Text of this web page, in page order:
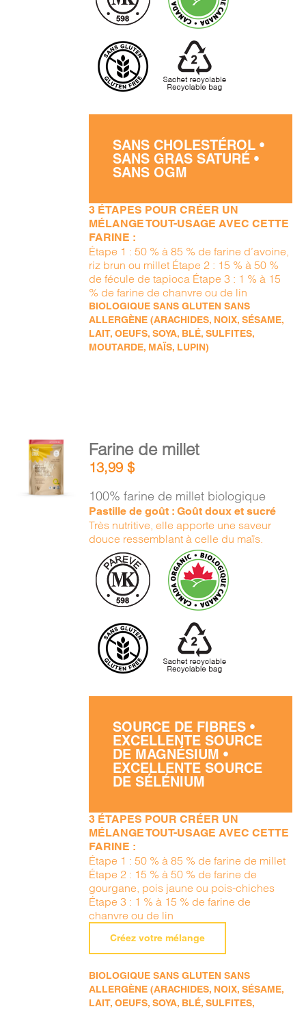
SANS CHOLESTÉROL •
SANS GRAS SATURÉ •
SANS OGM
3 ÉTAPES POUR CRÉER UN
MÉLANGE TOUT-USAGE AVEC CETTE
FARINE :
Étape 1 : 50 % à 85 % de farine d’avoine,
riz brun ou millet Étape 2 : 15 % à 50 %
de fécule de tapioca Étape 3 : 1 % à 15
% de farine de chanvre ou de lin
BIOLOGIQUE SANS GLUTEN SANS
ALLERGÈNE (ARACHIDES, NOIX, SÉSAME,
LAIT, OEUFS, SOYA, BLÉ, SULFITES,
MOUTARDE, MAÏS, LUPIN)
AJOUTER
AU
PANIER
Farine de millet
13,99$
100% farine de millet biologique
Pastille de goût : Goût doux et sucré
Très nutritive, elle apporte une saveur
douce ressemblant à celle du maïs.
SOURCE DE FIBRES •
EXCELLENTE SOURCE
DE MAGNÉSIUM •
EXCELLENTE SOURCE
DE SÉLÉNIUM
3 ÉTAPES POUR CRÉER UN
MÉLANGE TOUT-USAGE AVEC CETTE
FARINE :
Étape 1 : 50 % à 85 % de farine de millet
Étape 2 : 15 % à 50 % de farine de
gourgane, pois jaune ou pois-chiches
Étape 3 : 1 % à 15 % de farine de
chanvre ou de lin
Créez votre mélange
BIOLOGIQUE SANS GLUTEN SANS
ALLERGÈNE (ARACHIDES, NOIX, SÉSAME,
LAIT, OEUFS, SOYA, BLÉ, SULFITES,